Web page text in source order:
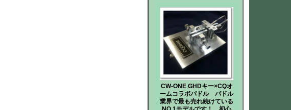
CW-ONE GHDキー×CQオ
ームコラボパドル パドル
業界で最も売れ続けている